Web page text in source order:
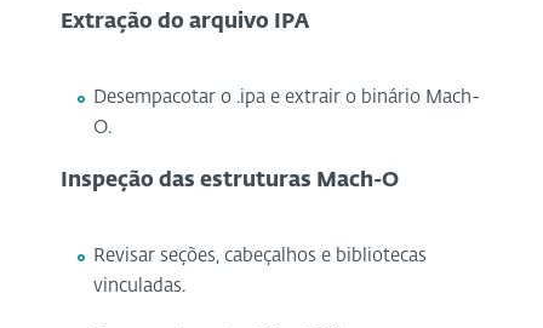
Extração do arquivo IPA
Desempacotar o .ipa e extrair o binário Mach-
O.
Inspeção das estruturas Mach-O
Revisar seções, cabeçalhos e bibliotecas
vinculadas.